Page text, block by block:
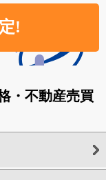
・不動産売買